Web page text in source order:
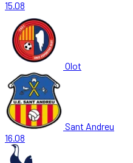
15.08
Olot
Sant Andreu
16.08